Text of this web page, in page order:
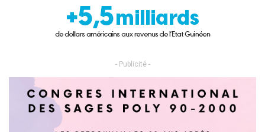
- Publicité -